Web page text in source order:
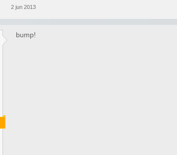
2 jun 2013
bump!